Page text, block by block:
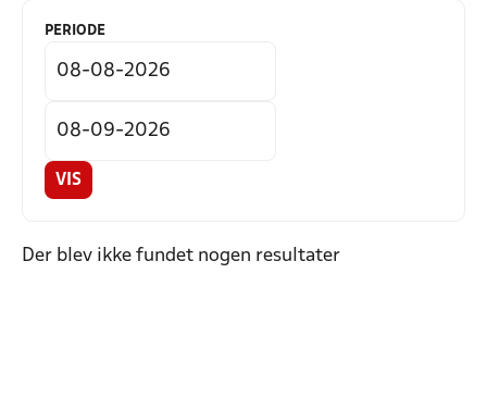
PERIODE
VIS
Der blev ikke fundet nogen resultater